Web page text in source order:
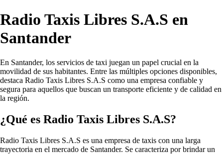
Radio Taxis Libres S.A.S en
Santander
En Santander, los servicios de taxi juegan un papel crucial en la
movilidad de sus habitantes. Entre las múltiples opciones disponibles,
destaca Radio Taxis Libres S.A.S como una empresa confiable y
segura para aquellos que buscan un transporte eficiente y de calidad en
la región.
¿Qué es Radio Taxis Libres S.A.S?
Radio Taxis Libres S.A.S es una empresa de taxis con una larga
trayectoria en el mercado de Santander. Se caracteriza por brindar un